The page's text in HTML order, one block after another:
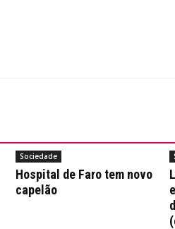
Sociedade
Hospital de Faro tem novo
capelão